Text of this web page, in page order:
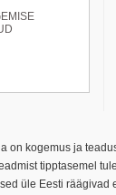
on kogemus ja
tipptasemel
üle Eesti räägivad